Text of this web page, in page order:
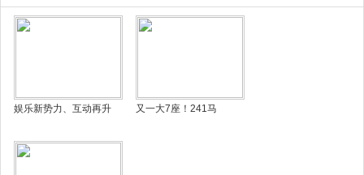
娱乐新势力、互动再升 又一大7座！241马